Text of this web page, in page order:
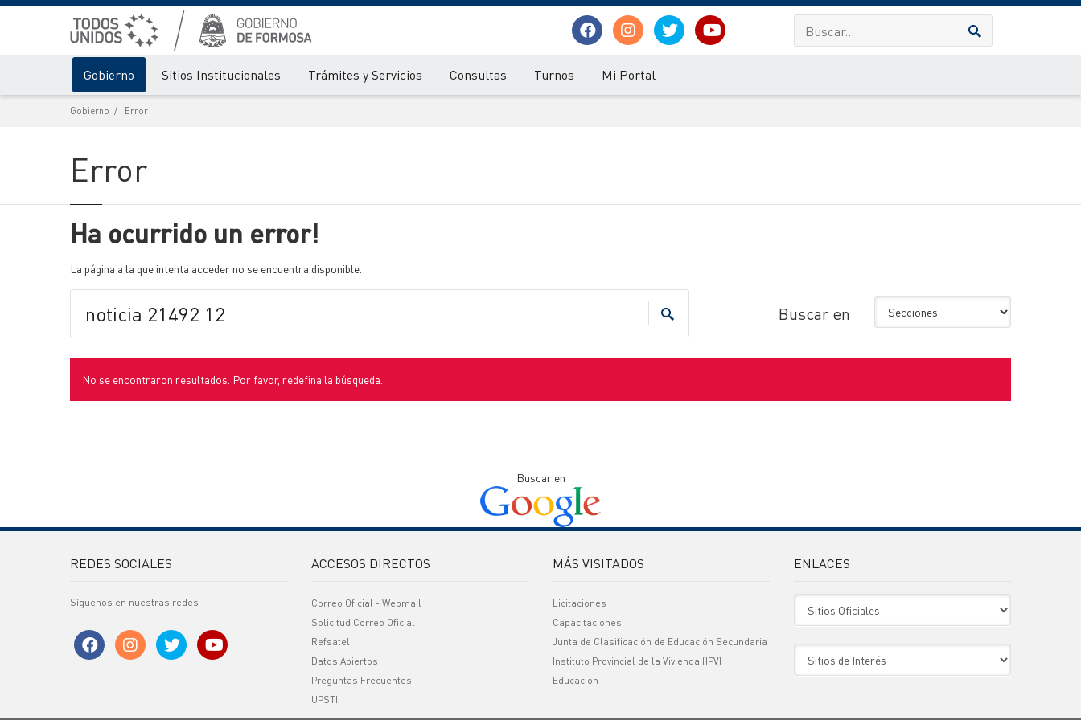
Gobierno Sitios Institucionales Trámites y Servicios Consultas Turnos Mi Portal
Gobierno Error
Error
Ha ocurrido un error!
La página a la que intenta acceder no se encuentra disponible.
Buscar en
No se encontraron resultados. Por favor, redefina la búsqueda.
Buscar en
REDES SOCIALES
Síguenos en nuestras redes
ACCESOS DIRECTOS
Correo Oficial - Webmail
Solicitud Correo Oficial
Refsatel
Datos Abiertos
Preguntas Frecuentes
UPSTI
MÁS VISITADOS
Licitaciones
Capacitaciones
Junta de Clasificación de Educación Secundaria
Instituto Provincial de la Vivienda (IPV)
Educación
ENLACES